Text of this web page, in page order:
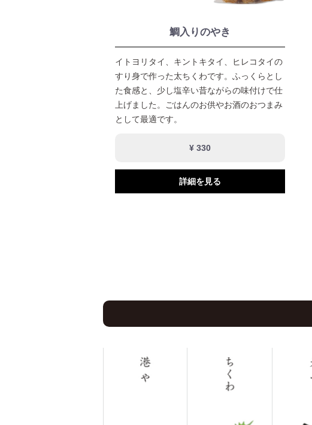
鯛入りのやき
イトヨリタイ、キントキタイ、ヒレコタイの
すり身で作った太ちくわです。ふっくらとし
た食感と、少し塩辛い昔ながらの味付けで仕
上げました。ごはんのお供やお酒のおつまみ
として最適です。
¥ 330
詳細を見る